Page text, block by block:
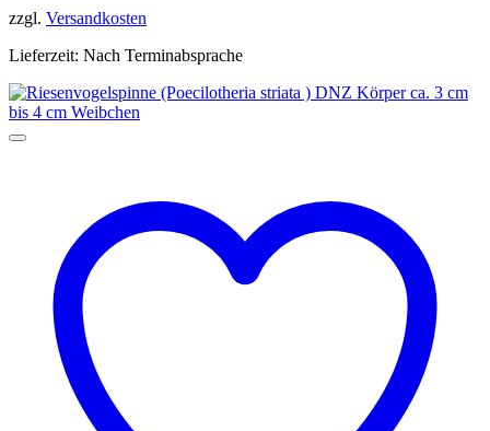
zzgl. Versandkosten
Lieferzeit: Nach Terminabsprache